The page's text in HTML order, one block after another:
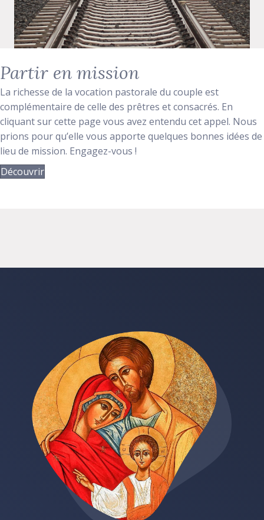
Partir en mission
La richesse de la vocation pastorale du couple est
complémentaire de celle des prêtres et consacrés. En
cliquant sur cette page vous avez entendu cet appel. Nous
prions pour qu’elle vous apporte quelques bonnes idées de
lieu de mission. Engagez-vous !
Découvrir